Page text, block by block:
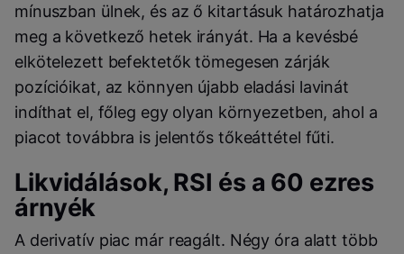
mínuszban ülnek, és az ő kitartásuk határozhatja
meg a következő hetek irányát. Ha a kevésbé
elkötelezett befektetők tömegesen zárják
pozícióikat, az könnyen újabb eladási lavinát
indíthat el, főleg egy olyan környezetben, ahol a
piacot továbbra is jelentős tőkeáttétel fűti.
Likvidálások, RSI és a 60 ezres
árnyék
A derivatív piac már reagált. Négy óra alatt több